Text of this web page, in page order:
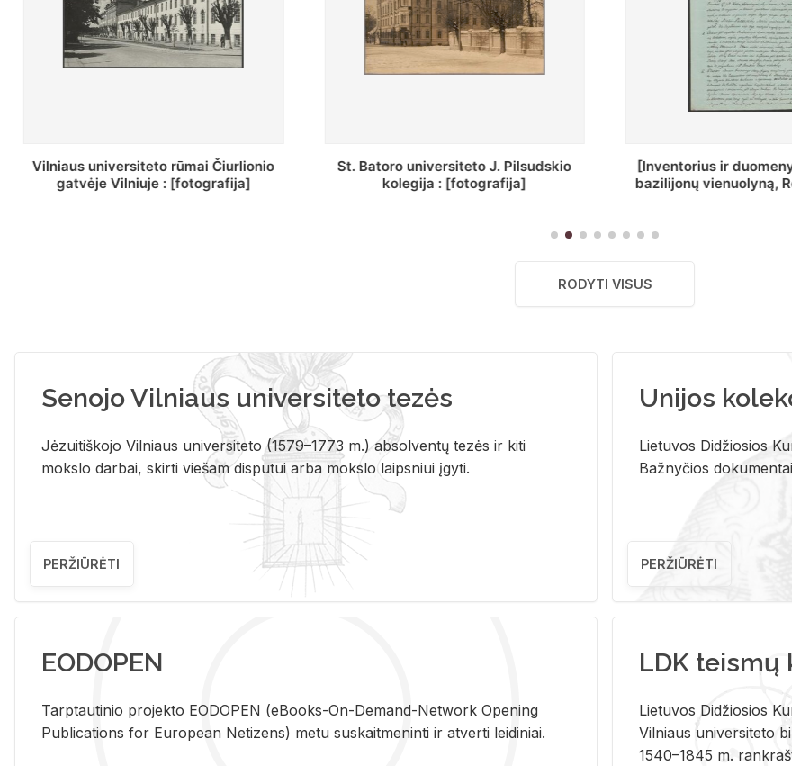
St. Batoro universiteto J. Pilsudskio
kolegija : [fotografija]
[Inventorius ir duomenys apie Selcų
bazilijonų vienuolyną, Rečycos pav.]
„Wiadomośc
RODYTI VISUS
Senojo Vilniaus universiteto tezės
Jėzuitiškojo Vilniaus universiteto (1579–1773 m.) absolventų tezės ir kiti
mokslo darbai, skirti viešam disputui arba mokslo laipsniui įgyti.
PERŽIŪRĖTI
Unijos
Lietuvos Didžiosios
Bažnyčios
PERŽIŪRĖTI
EODOPEN
Tarp­tau­ti­nio pro­jek­to EO­DO­PEN (eBo­oks-On-De­mand-Ne­twork Ope­ning
Pub­li­ca­tions for Eu­ro­pe­an Ne­ti­zens) metu su­skait­me­nin­ti ir at­ver­ti lei­di­niai.
LDK teismų
Lie­tu­vos Di­džio­sios
Vil­niaus uni­ver­si­te­to
1540–1845 m.